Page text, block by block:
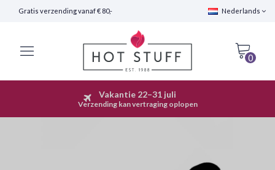
Gratis verzending vanaf € 80,- Nederlands
0
Snelle Verzending (24 uur)
Vakantie 22–31 juli
Verzending kan vertraging oplopen